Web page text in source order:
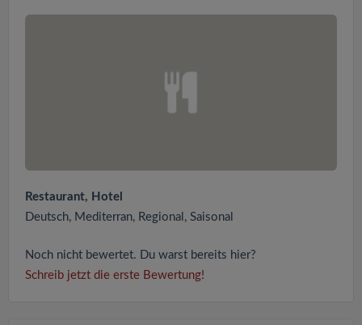
Restaurant, Hotel
Deutsch, Mediterran, Regional, Saisonal
Noch nicht bewertet. Du warst bereits hier?
Schreib jetzt die erste Bewertung!